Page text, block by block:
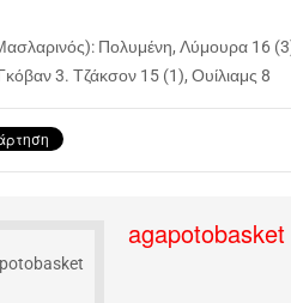
Πολυμένη, Λύμουρα 16
3. Τζάκσον 15 (1), Ουίλιαμς 8
agapotobasket